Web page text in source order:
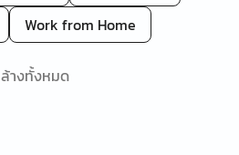
Work from Home
ล้างทั้งหมด